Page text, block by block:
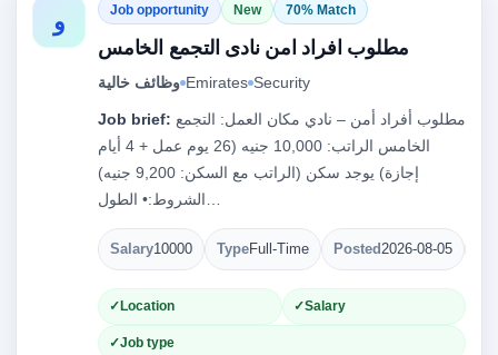
و Job opportunity New 70% Match
مطلوب افراد امن نادى التجمع الخامس
وظائف خالية Emirates Security
Job brief:
الخامس الراتب: 10,000 جنيه (26 يوم عمل + 4 أيام
إجازة) يوجد سكن (الراتب مع السكن: 9,200 جنيه)
Salary10000 TypeFull-Time Posted2026-08-05
Location Salary
Job type